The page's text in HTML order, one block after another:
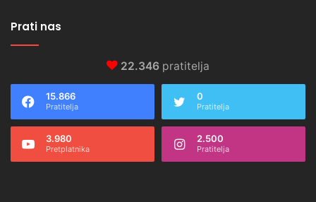
Prati nas
22.346 pratitelja
15.866
Pratitelja
0
Pratitelja
3.980
Pretplatnika
2.500
Pratitelja